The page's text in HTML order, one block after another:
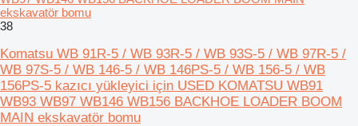
ekskavatör bomu
38
Komatsu WB 91R-5 / WB 93R-5 / WB 93S-5 / WB 97R-5 /
WB 97S-5 / WB 146-5 / WB 146PS-5 / WB 156-5 / WB
156PS-5 kazıcı yükleyici için USED KOMATSU WB91
WB93 WB97 WB146 WB156 BACKHOE LOADER BOOM
MAIN ekskavatör bomu